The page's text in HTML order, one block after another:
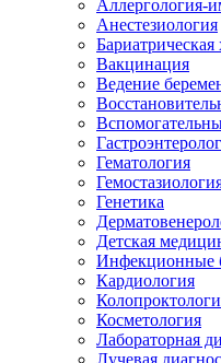
Аллергология-
Анестезиология
Бариатрическая
Вакцинация
Ведение
Гематология
Генетика
Детская
Инфекционные
Кардиология
Косметология
Лабораторная
Лучевая